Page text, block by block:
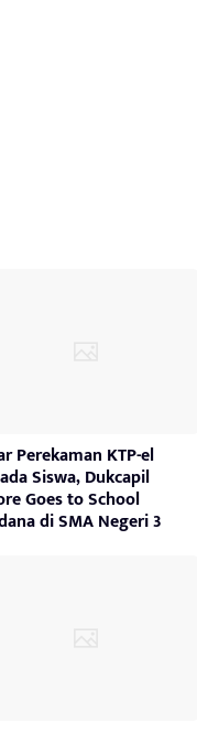
Perekaman KTP-el
Siswa, Dukcapil
Goes to School
di SMA Negeri 3